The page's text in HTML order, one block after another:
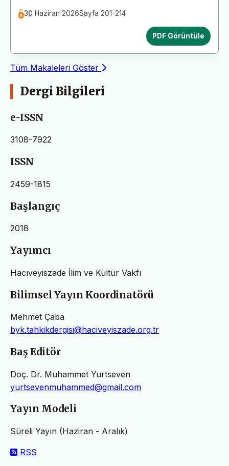
30 Haziran 2026Sayfa 201-214
PDF Görüntüle
Tüm Makaleleri Göster
Dergi Bilgileri
e-ISSN
3108-7922
ISSN
2459-1815
Başlangıç
2018
Yayımcı
Hacıveyiszade İlim ve Kültür Vakfı
Bilimsel Yayın Koordinatörü
Mehmet Çaba
byk.tahkikdergisi@haciveyiszade.org.tr
Baş Editör
Doç. Dr. Muhammet Yurtseven
yurtsevenmuhammed@gmail.com
Yayın Modeli
Süreli Yayın (Haziran - Aralık)
RSS